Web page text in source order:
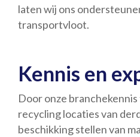
laten wij ons
transportvloot.
Kennis en
Door onze
recycling locaties van
beschikking stellen van